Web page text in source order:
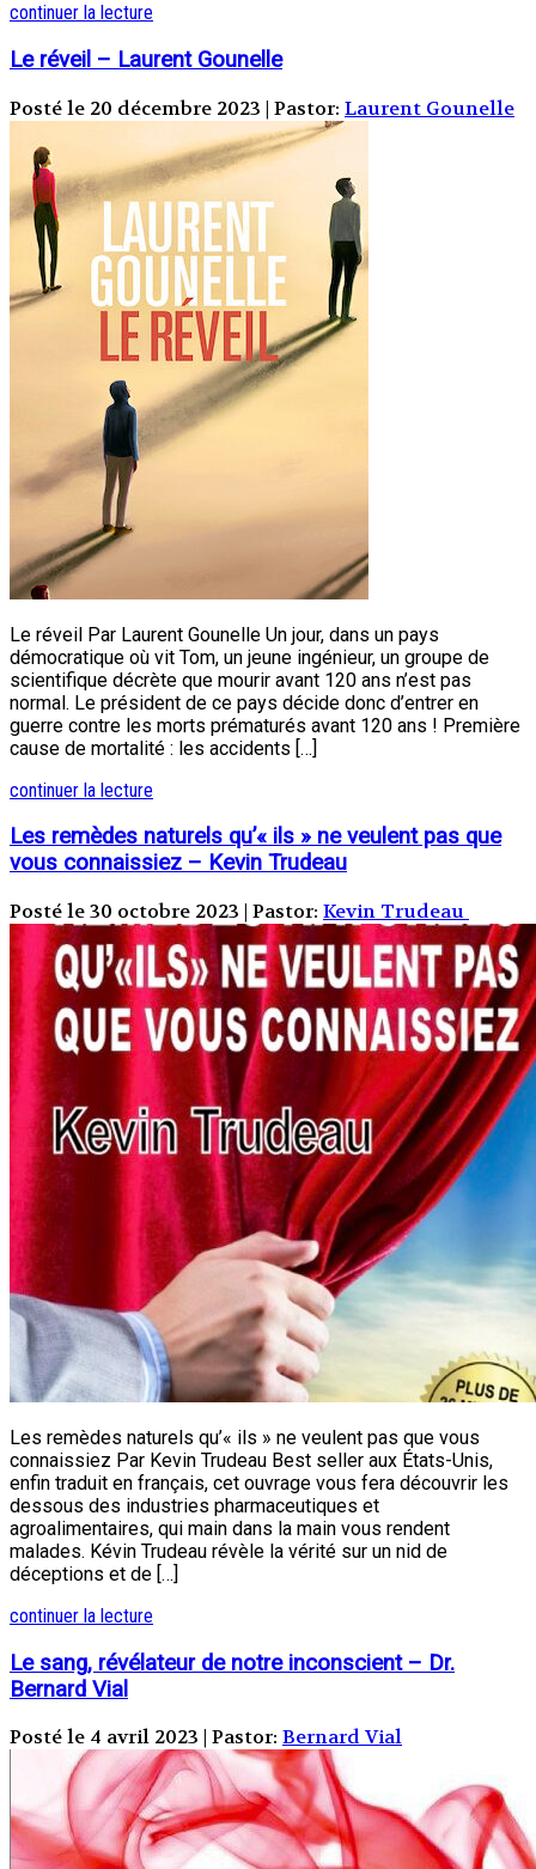
continuer la lecture
Le réveil – Laurent Gounelle
Posté le 20 décembre 2023 | Pastor: Laurent Gounelle
Le réveil Par Laurent Gounelle Un jour, dans un pays
démocratique où vit Tom, un jeune ingénieur, un groupe de
scientifique décrète que mourir avant 120 ans n’est pas
normal. Le président de ce pays décide donc d’entrer en
guerre contre les morts prématurés avant 120 ans ! Première
cause de mortalité : les accidents […]
continuer la lecture
Les remèdes naturels qu’« ils » ne veulent pas que
vous connaissiez – Kevin Trudeau
Posté le 30 octobre 2023 | Pastor: Kevin Trudeau
Les remèdes naturels qu’« ils » ne veulent pas que vous
connaissiez Par Kevin Trudeau Best seller aux États-Unis,
enfin traduit en français, cet ouvrage vous fera découvrir les
dessous des industries pharmaceutiques et
agroalimentaires, qui main dans la main vous rendent
malades. Kévin Trudeau révèle la vérité sur un nid de
déceptions et de […]
continuer la lecture
Le sang, révélateur de notre inconscient – Dr.
Bernard Vial
Posté le 4 avril 2023 | Pastor: Bernard Vial